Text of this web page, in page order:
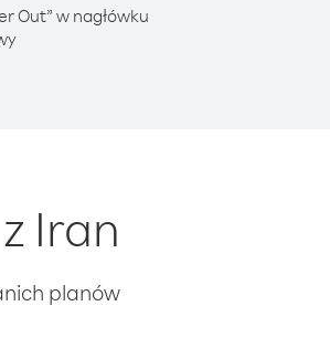
Out” w nagłówku
Iran
planów